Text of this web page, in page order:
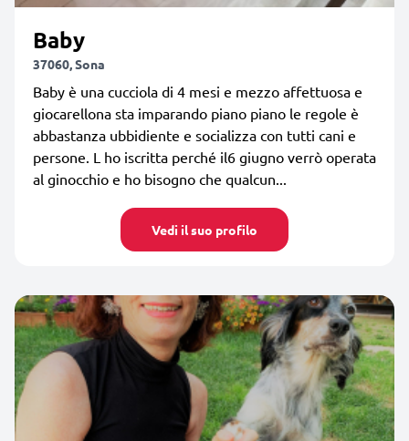
Baby
37060, Sona
Baby è una cucciola di 4 mesi e mezzo affettuosa e
giocarellona sta imparando piano piano le regole è
abbastanza ubbidiente e socializza con tutti cani e
persone. L ho iscritta perché il6 giugno verrò operata
al ginocchio e ho bisogno che qualcun...
Vedi il suo profilo